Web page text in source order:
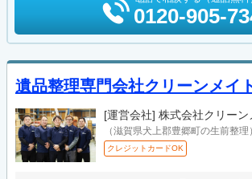
0120-905-
遺品整理専門会社クリーンメイ
[運営会社] 株式会社クリーン
（滋賀県犬上郡豊郷町の生前整理）
クレジットカードOK